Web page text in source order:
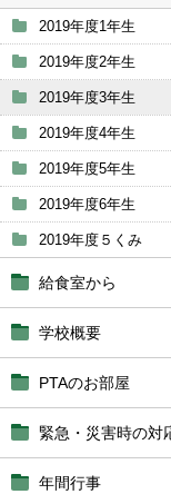
2019年度1年生
2019年度2年生
2019年度3年生
2019年度4年生
2019年度5年生
2019年度6年生
2019年度５くみ
給食室から
学校概要
PTAのお部屋
緊急・災害時の対
年間行事